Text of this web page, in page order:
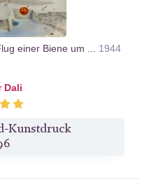
einer Biene um ... 1944
Dali
Kunstdruck